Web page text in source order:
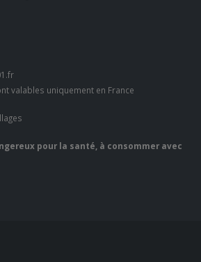
valables uniquement en France
pour la santé, à consommer avec